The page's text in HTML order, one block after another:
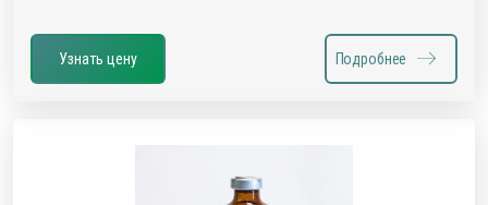
Узнать цену Подробнее